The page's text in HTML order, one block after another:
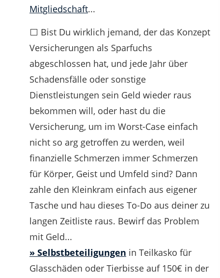
Mitgliedschaft...
⬜ Bist Du wirklich jemand, der das Konzept
Versicherungen als Sparfuchs
abgeschlossen hat, und jede Jahr über
Schadensfälle oder sonstige
Dienstleistungen sein Geld wieder raus
bekommen will, oder hast du die
Versicherung, um im Worst-Case einfach
nicht so arg getroffen zu werden, weil
finanzielle Schmerzen immer Schmerzen
für Körper, Geist und Umfeld sind? Dann
zahle den Kleinkram einfach aus eigener
Tasche und hau dieses To-Do aus deiner zu
langen Zeitliste raus. Bewirf das Problem
mit Geld...
» Selbstbeteiligungen in Teilkasko für
Glasschäden oder Tierbisse auf 150€ in der